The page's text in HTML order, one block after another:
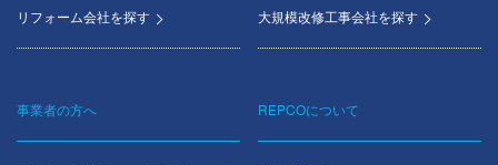
リフォーム会社を探す 大規模改修工事会社を探す
事業者の方へ REPCOについて